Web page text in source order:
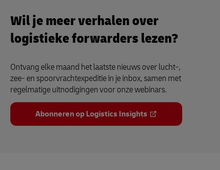
Wil je meer verhalen over
logistieke forwarders lezen?
Ontvang elke maand het laatste nieuws over lucht-,
zee- en spoorvrachtexpeditie in je inbox, samen met
regelmatige uitnodigingen voor onze webinars.
Abonneren op Logistics Insights